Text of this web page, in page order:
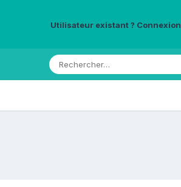
Utilisateur existant ? Connexion